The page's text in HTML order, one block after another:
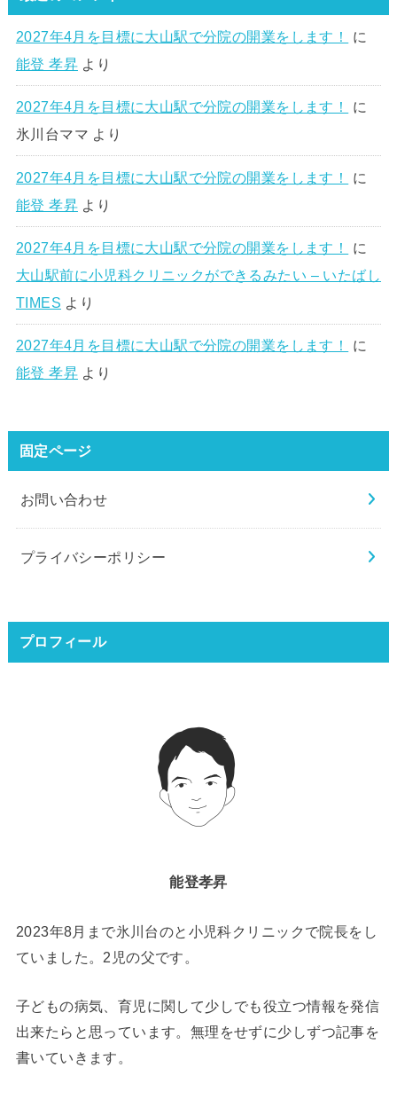
2027年4月を目標に大山駅で分院の開業をします！
に
能登 孝昇より
2027年4月を目標に大山駅で分院の開業をします！
に
氷川台ママ より
2027年4月を目標に大山駅で分院の開業をします！
に
能登 孝昇より
2027年4月を目標に大山駅で分院の開業をします！
に
大山駅前に小児科クリニックができるみたい – いたばし
TIMES より
2027年4月を目標に大山駅で分院の開業をします！
に
能登 孝昇より
固定ページ
お問い合わせ
プライバシーポリシー
プロフィール
能登孝昇
2023年8月まで氷川台のと小児科クリニックで院長をし
ていました。2児の父です。
子どもの病気、育児に関して少しでも役立つ情報を発信
出来たらと思っています。無理をせずに少しずつ記事を
書いていきます。